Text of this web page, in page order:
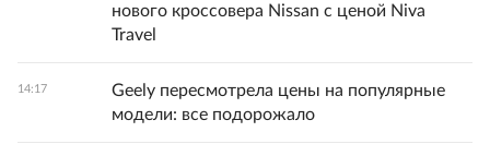
нового кроссовера Nissan с ценой Niva
Travel
14:17
Geely пересмотрела цены на популярные
модели: все подорожало